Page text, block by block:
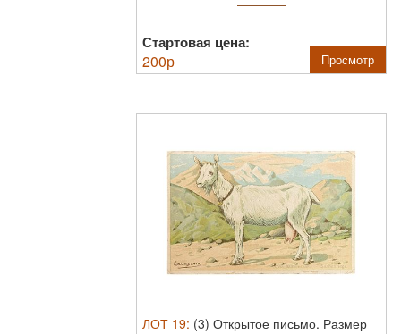
Стартовая цена:
200р Просмотр
ЛОТ 19: (3) Открытое письмо. Размер